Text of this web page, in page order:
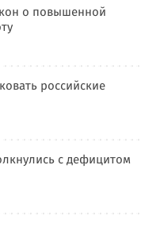
о повышенной
российские
с дефицитом